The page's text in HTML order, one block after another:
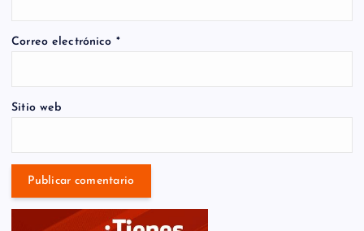
Correo electrónico *
Sitio web